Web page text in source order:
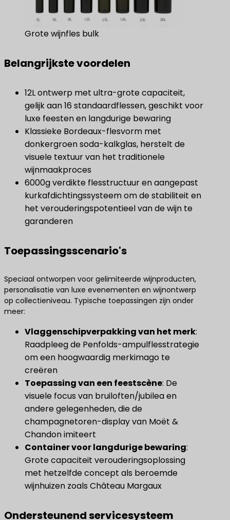
Grote wijnfles bulk
Belangrijkste voordelen
12L ontwerp met ultra-grote capaciteit,
gelijk aan 16 standaardflessen, geschikt voor
luxe feesten en langdurige bewaring
Klassieke Bordeaux-flesvorm met
donkergroen soda-kalkglas, herstelt de
visuele textuur van het traditionele
wijnmaakproces
6000g verdikte flesstructuur en aangepast
kurkafdichtingssysteem om de stabiliteit en
het verouderingspotentieel van de wijn te
garanderen
Toepassingsscenario's
Speciaal ontworpen voor gelimiteerde wijnproducten,
personalisatie van luxe evenementen en wijnontwerp
op collectieniveau. Typische toepassingen zijn onder
meer:
​Vlaggenschipverpakking van het merk​​:
Raadpleeg de Penfolds-ampulflesstrategie
om een ​​hoogwaardig merkimago te
creëren
Toepassing van een feestscène​: De
visuele focus van bruiloften/jubilea en
andere gelegenheden, die de
champagnetoren-display van Moët &
Chandon imiteert
Container voor langdurige bewaring​:
Grote capaciteit verouderingsoplossing
met hetzelfde concept als beroemde
wijnhuizen zoals Château Margaux
Ondersteunend servicesysteem